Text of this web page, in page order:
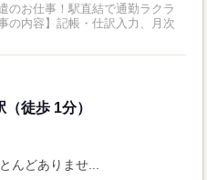
お仕事！駅直結で通勤ラクラ
内容】記帳・仕訳入力、月次
徒歩 1分）
んどありませ...